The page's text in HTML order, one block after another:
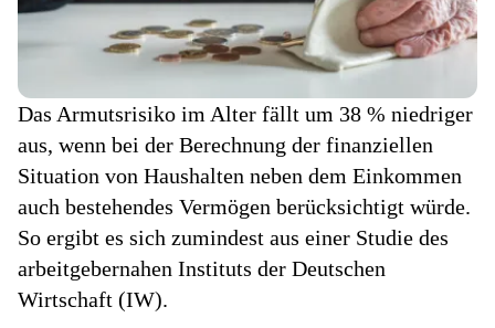
Das Armutsrisiko im Alter fällt um 38 % niedriger
aus, wenn bei der Berechnung der finanziellen
Situation von Haushalten neben dem Einkommen
auch bestehendes Vermögen berücksichtigt würde.
So ergibt es sich zumindest aus einer Studie des
arbeitgebernahen Instituts der Deutschen
Wirtschaft (IW).